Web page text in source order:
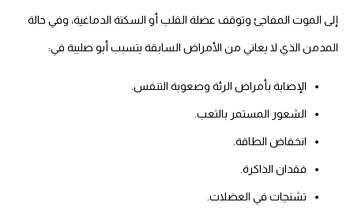
إلى الموت المفاجئ وتوقف عضلة القلب أو السكتة الدماغية، وفي حالة
المدمن الذي لا يعاني من الأمراض السابقة يتسبب أبو صليبة في:
الإصابة بأمراض الرئة وصعوبة التنفس.
الشعور المستمر بالتعب.
انخفاض الطاقة.
فقدان الذاكرة.
تشنجات في العضلات.